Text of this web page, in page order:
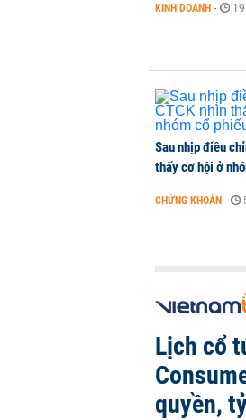
KINH DOANH -
Sau nhịp điều
thấy cơ hội ở
CHỨNG KHOÁN -
Lịch cổ
quyền,